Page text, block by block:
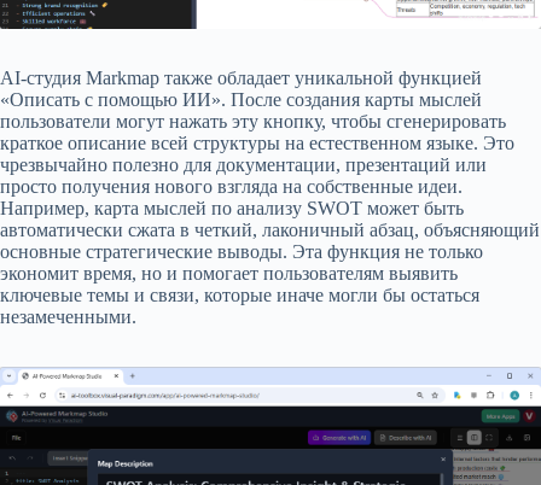
AI-студия Markmap также обладает уникальной функцией
«Описать с помощью ИИ». После создания карты мыслей
пользователи могут нажать эту кнопку, чтобы сгенерировать
краткое описание всей структуры на естественном языке. Это
чрезвычайно полезно для документации, презентаций или
просто получения нового взгляда на собственные идеи.
Например, карта мыслей по анализу SWOT может быть
автоматически сжата в четкий, лаконичный абзац, объясняющий
основные стратегические выводы. Эта функция не только
экономит время, но и помогает пользователям выявить
ключевые темы и связи, которые иначе могли бы остаться
незамеченными.